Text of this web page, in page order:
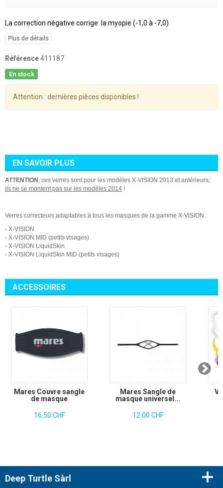
La correction négative corrige la myopie (-1,0 à -7,0)
Plus de détails
Référence411187
En stock
Attention : dernières pièces disponibles !
EN SAVOIR PLUS
ATTENTION , ces verres sont pour les modèles X-VISION 2013 et antérieurs;
ils ne se montent pas sur les modèles 2014 !
Verres correcteurs adaptables à tous les masques de la gamme X-VISION :
- X-VISION
- X-VISION MID (petits visages)
- X-VISION LiquidSkin
- X-VISION LiquidSkin MID (petits visages)
ACCESSOIRES
Mares Couvre sangle
de masque
16.50 CHF
Mares Sangle de
masque universel...
12.00 CHF
Deep Turtle Sàrl